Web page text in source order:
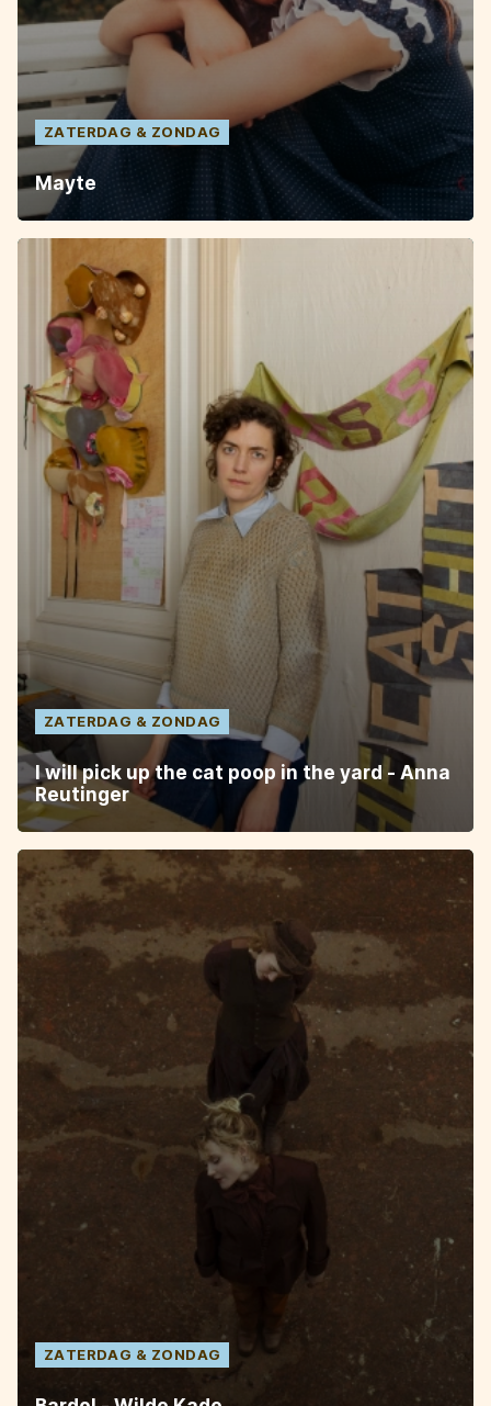
ZATERDAG ZONDAG
Mayte
ZATERDAG ZONDAG
I will pick up the cat poop in the yard - Anna
Reutinger
ZATERDAG ZONDAG